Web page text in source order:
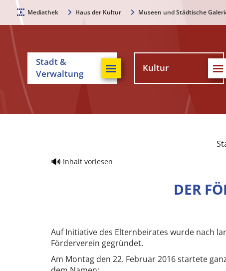
Mediathek Haus der Kultur Museen und Städtische
Stadt &
Verwaltung
Kultur
Inhalt vorlesen
DER
Auf Initiative des Elternbeirates wurde nach
Förderverein gegründet.
Am Montag den 22. Februar 2016 startete